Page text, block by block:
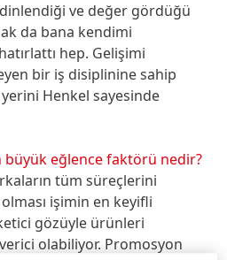
ve değer gördüğü
da bana kendimi
hep. Gelişimi
bir iş disiplinine sahip
Henkel sayesinde
büyük eğlence faktörü nedir?
tüm süreçlerini
işimin en keyifli
gözüyle ürünleri
olabiliyor. Promosyon